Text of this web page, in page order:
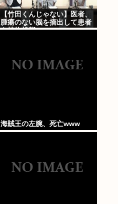
【竹田くんじゃない】医者、
腫瘍のない脳を摘出して患者
を植物状態に
海賊王の左腕、死亡www